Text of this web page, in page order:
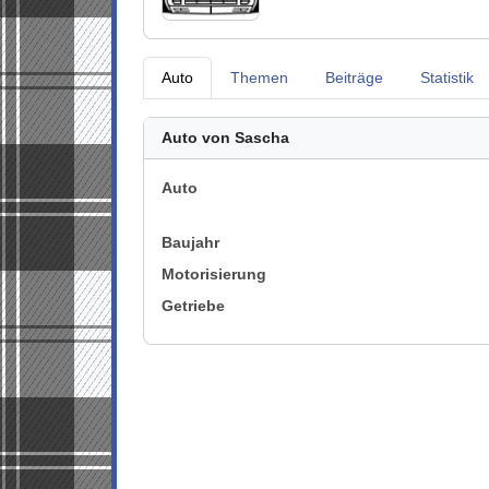
Auto Themen Beiträge Statistik
Auto von Sascha
Auto
Baujahr
Motorisierung
Getriebe